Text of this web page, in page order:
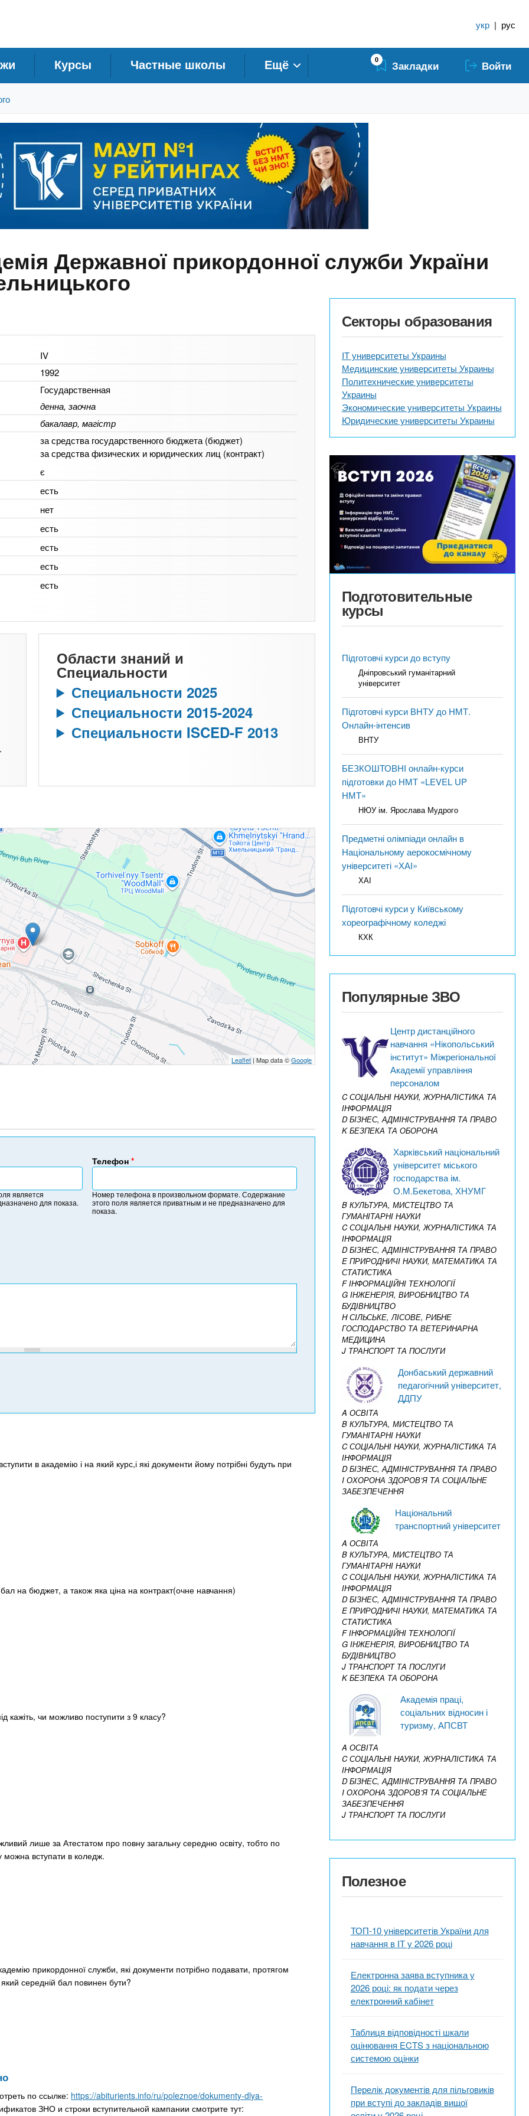
укр | рус
Курсы Частные школы Ещё 0 Закладки Войти
Державної прикордонної служби України
IV
1992
Государственная
денна, заочна
бакалавр, магістр
за средства государственного бюджета (бюджет)
за средства физических и юридических лиц (контракт)
є
есть
нет
есть
есть
есть
есть
Области знаний и
Специальности
Специальности 2025
Специальности 2015-2024
Специальности ISCED-F 2013
Leaflet | Map data ©Google
является
для показа.
Телефон *
Н
м
е
Номер телефона в произвольном формате. Содержание
этого поля является приватным и не предназначено для
показа.
в академію і на який курс,і які документи йому потрібні будуть при
на бюджет, а також яка ціна на контракт(очне навчання)
чи можливо поступити з 9 класу?
лише за Атестатом про повну загальну середню освіту, тобто по
можна вступати в коледж.
прикордонної служби, які документи потрібно подавати, протягом
середній бал повинен бути?
по ссылке: https://abiturients.info/ru/poleznoe/dokumenty-dlya-
ЗНО и строки вступительной кампании смотрите тут:
Секторы образования
IT университеты Украины
Медицинские университеты Украины
Политехнические университеты
Украины
Экономические университеты Украины
Юридические университеты Украины
Подготовительные
курсы
Підготовчі курси до вступу
Дніпровський гуманітарний
університет
Підготовчі курси ВНТУ до НМТ.
Онлайн-інтенсив
ВНТУ
БЕЗКОШТОВНІ онлайн-курси
підготовки до НМТ «LEVEL UP
НМТ»
НЮУ ім. Ярослава Мудрого
Предметні олімпіади онлайн в
Національному аерокосмічному
університеті «ХАІ»
ХАІ
Підготовчі курси у Київському
хореографічному коледжі
КХК
Популярные ЗВО
Центр дистанційного
навчання «Нікопольський
інститут» Міжрегіональної
Академії управління
персоналом
C СОЦІАЛЬНІ НАУКИ, ЖУРНАЛІСТИКА ТА
ІНФОРМАЦІЯ
D БІЗНЕС, АДМІНІСТРУВАННЯ ТА ПРАВО
K БЕЗПЕКА ТА ОБОРОНА
Харківський національний
університет міського
господарства ім.
О.М.Бекетова, ХНУМГ
B КУЛЬТУРА, МИСТЕЦТВО ТА
ГУМАНІТАРНІ НАУКИ
C СОЦІАЛЬНІ НАУКИ, ЖУРНАЛІСТИКА ТА
ІНФОРМАЦІЯ
D БІЗНЕС, АДМІНІСТРУВАННЯ ТА ПРАВО
E ПРИРОДНИЧІ НАУКИ, МАТЕМАТИКА ТА
СТАТИСТИКА
F ІНФОРМАЦІЙНІ ТЕХНОЛОГІЇ
G ІНЖЕНЕРІЯ, ВИРОБНИЦТВО ТА
БУДІВНИЦТВО
H СІЛЬСЬКЕ, ЛІСОВЕ, РИБНЕ
ГОСПОДАРСТВО ТА ВЕТЕРИНАРНА
МЕДИЦИНА
J ТРАНСПОРТ ТА ПОСЛУГИ
Донбаський державний
педагогічний університет,
ДДПУ
A ОСВІТА
B КУЛЬТУРА, МИСТЕЦТВО ТА
ГУМАНІТАРНІ НАУКИ
C СОЦІАЛЬНІ НАУКИ, ЖУРНАЛІСТИКА ТА
ІНФОРМАЦІЯ
D БІЗНЕС, АДМІНІСТРУВАННЯ ТА ПРАВО
I ОХОРОНА ЗДОРОВ’Я ТА СОЦІАЛЬНЕ
ЗАБЕЗПЕЧЕННЯ
Національний
транспортний університет
A ОСВІТА
B КУЛЬТУРА, МИСТЕЦТВО ТА
ГУМАНІТАРНІ НАУКИ
C СОЦІАЛЬНІ НАУКИ, ЖУРНАЛІСТИКА ТА
ІНФОРМАЦІЯ
D БІЗНЕС, АДМІНІСТРУВАННЯ ТА ПРАВО
E ПРИРОДНИЧІ НАУКИ, МАТЕМАТИКА ТА
СТАТИСТИКА
F ІНФОРМАЦІЙНІ ТЕХНОЛОГІЇ
G ІНЖЕНЕРІЯ, ВИРОБНИЦТВО ТА
БУДІВНИЦТВО
J ТРАНСПОРТ ТА ПОСЛУГИ
K БЕЗПЕКА ТА ОБОРОНА
Академія праці,
соціальних відносин і
туризму, АПСВТ
A ОСВІТА
C СОЦІАЛЬНІ НАУКИ, ЖУРНАЛІСТИКА ТА
ІНФОРМАЦІЯ
D БІЗНЕС, АДМІНІСТРУВАННЯ ТА ПРАВО
I ОХОРОНА ЗДОРОВ’Я ТА СОЦІАЛЬНЕ
ЗАБЕЗПЕЧЕННЯ
J ТРАНСПОРТ ТА ПОСЛУГИ
Полезное
ТОП-10 університетів України для
навчання в ІТ у 2026 році
Електронна заява вступника у
2026 році: як подати через
електронний кабінет
Таблиця відповідності шкали
оцінювання ECTS з національною
системою оцінки
Перелік документів для пільговиків
при вступі до закладів вищої